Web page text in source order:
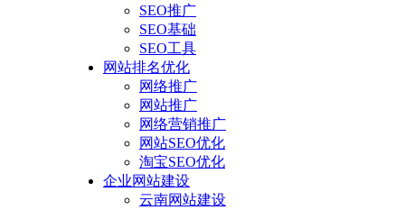
SEO推广
SEO基础
SEO工具
网站排名优化
网络推广
网站推广
网络营销推广
网站SEO优化
淘宝SEO优化
企业网站建设
云南网站建设